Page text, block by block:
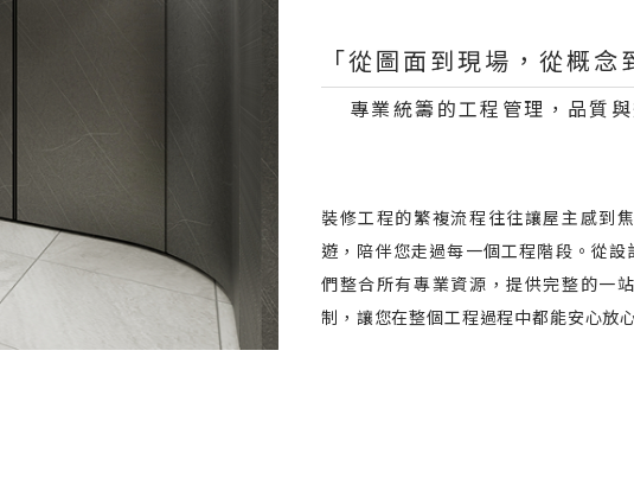
「從圖面到現場，從概念
專業統籌的工程管理，品質
裝修工程的繁複流程往往讓屋主感到
遊，陪伴您走過每一個工程階段。從
們整合所有專業資源，提供完整的一
制，讓您在整個工程過程中都能安心放